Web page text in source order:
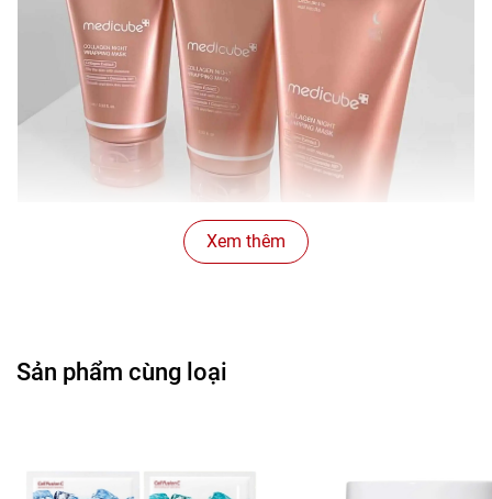
nhăn, cải thiện độ đàn hồi và giữ nước cho da, hạn chế
Xem thêm
Sản phẩm cùng loại